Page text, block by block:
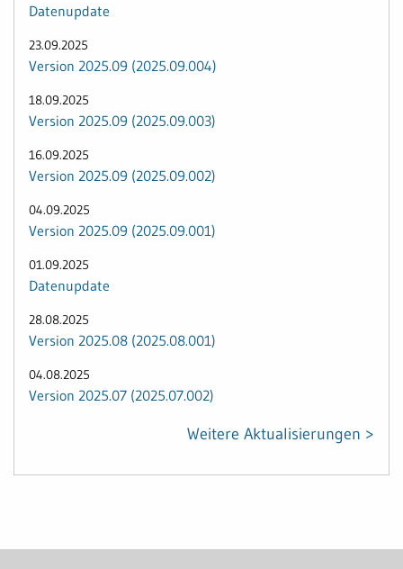
Datenupdate
23.09.2025
Version 2025.09 (2025.09.004)
18.09.2025
Version 2025.09 (2025.09.003)
16.09.2025
Version 2025.09 (2025.09.002)
04.09.2025
Version 2025.09 (2025.09.001)
01.09.2025
Datenupdate
28.08.2025
Version 2025.08 (2025.08.001)
04.08.2025
Version 2025.07 (2025.07.002)
Weitere Aktualisierungen >